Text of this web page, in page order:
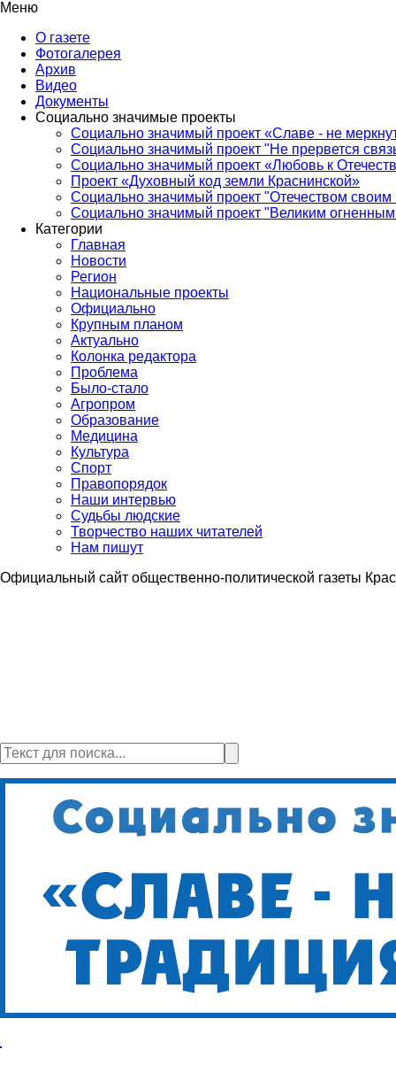
Меню
О газете
Фотогалерея
Архив
Видео
Документы
Социально значимые проекты
Социально значимый проект «Славе - не
Социально значимый проект "Не прервется
Социально значимый проект «Любовь к
Проект «Духовный код земли Краснинской»
Социально значимый проект "Отечеством своим
Социально значимый проект "Великим
Категории
Главная
Новости
Регион
Национальные проекты
Официально
Крупным планом
Актуально
Колонка редактора
Проблема
Было-стало
Агропром
Образование
Медицина
Культура
Спорт
Правопорядок
Наши интервью
Судьбы людские
Творчество наших читателей
Нам пишут
Официальный сайт общественно-политической газеты